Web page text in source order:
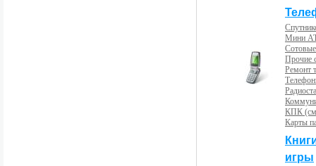
Мини
Прочие
Ремонт
КПК
Карты
игры